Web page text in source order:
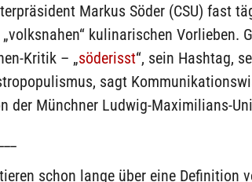
Markus Söder (CSU) fast
kulinarischen Vorlieben.
Kritik – „söderisst“, sein Hashtag,
sagt
der Münchner Ludwig-Maximilians-
schon lange über eine Definition